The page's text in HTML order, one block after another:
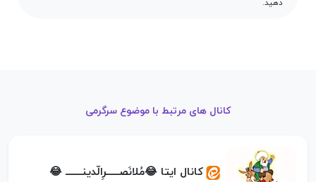
دهید.
کانال های مرتبط با موضوع سرگرمی
کانال ایتا 😂مُلانَصــــــرِالّد‌ینــــــــ 😂